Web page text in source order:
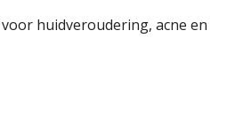
huidveroudering, acne en